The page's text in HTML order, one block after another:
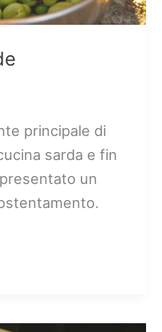
principale di
sarda e fin
un